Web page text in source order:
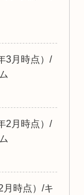
3月時点）/
2月時点）/
時点）/キ